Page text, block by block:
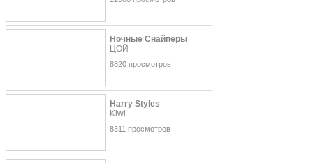
Ночные Снайперы
ЦОЙ
8820 просмотров
Harry Styles
Kiwi
8311 просмотров